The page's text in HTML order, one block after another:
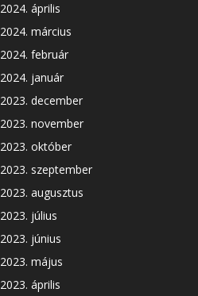
2024. április
2024. március
2024. február
2024. január
2023. december
2023. november
2023. október
2023. szeptember
2023. augusztus
2023. július
2023. június
2023. május
2023. április